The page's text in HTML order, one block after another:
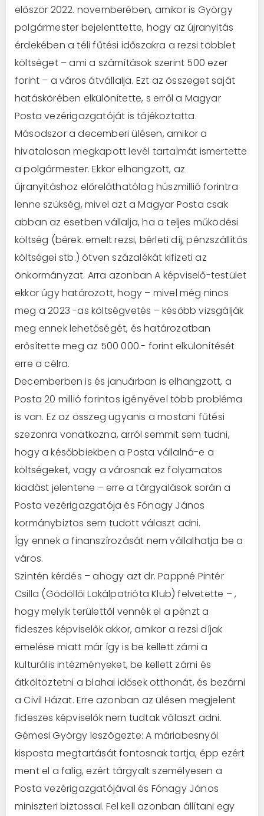
először 2022. novemberében, amikor is György
polgármester bejelenttette, hogy az újranyitás
érdekében a téli fűtési időszakra a rezsi többlet
költséget – ami a számítások szerint 500 ezer
forint – a város átvállalja. Ezt az összeget saját
hatáskörében elkülönítette, s erről a Magyar
Posta vezérigazgatóját is tájékoztatta.
Másodszor a decemberi ülésen, amikor a
hivatalosan megkapott levél tartalmát ismertette
a polgármester. Ekkor elhangzott, az
újranyitáshoz előreláthatólag húszmillió forintra
lenne szükség, mivel azt a Magyar Posta csak
abban az esetben vállalja, ha a teljes működési
költség (bérek. emelt rezsi, bérleti díj, pénzszállítás
költségei stb.) ötven százalékát kifizeti az
önkormányzat. Arra azonban A képviselő-testület
ekkor úgy határozott, hogy – mivel még nincs
meg a 2023 -as költségvetés – később vizsgálják
meg ennek lehetőségét, és határozatban
erősítette meg az 500 000.- forint elkülönítését
erre a célra.
Decemberben is és januárban is elhangzott, a
Posta 20 millió forintos igényével több probléma
is van. Ez az összeg ugyanis a mostani fűtési
szezonra vonatkozna, arról semmit sem tudni,
hogy a későbbiekben a Posta vállalná-e a
költségeket, vagy a városnak ez folyamatos
kiadást jelentene – erre a tárgyalások során a
Posta vezérigazgatója és Fónagy János
kormánybiztos sem tudott választ adni.
Így ennek a finanszírozását nem vállalhatja be a
város.
Szintén kérdés – ahogy azt dr. Pappné Pintér
Csilla (Gödöllői Lokálpatrióta Klub) felvetette – ,
hogy melyik területtől vennék el a pénzt a
fideszes képviselők akkor, amikor a rezsi díjak
emelése miatt már így is be kellett zárni a
kulturális intézményeket, be kellett zárni és
átköltöztetni a blahai idősek otthonát, és bezárni
a Civil Házat. Erre azonban az ülésen megjelent
fideszes képviselők nem tudtak választ adni.
Gémesi György leszögezte: A máriabesnyői
kisposta megtartását fontosnak tartja, épp ezért
ment el a falig, ezért tárgyalt személyesen a
Posta vezérigazgatójával és Fónagy János
miniszteri biztossal. Fel kell azonban állítani egy